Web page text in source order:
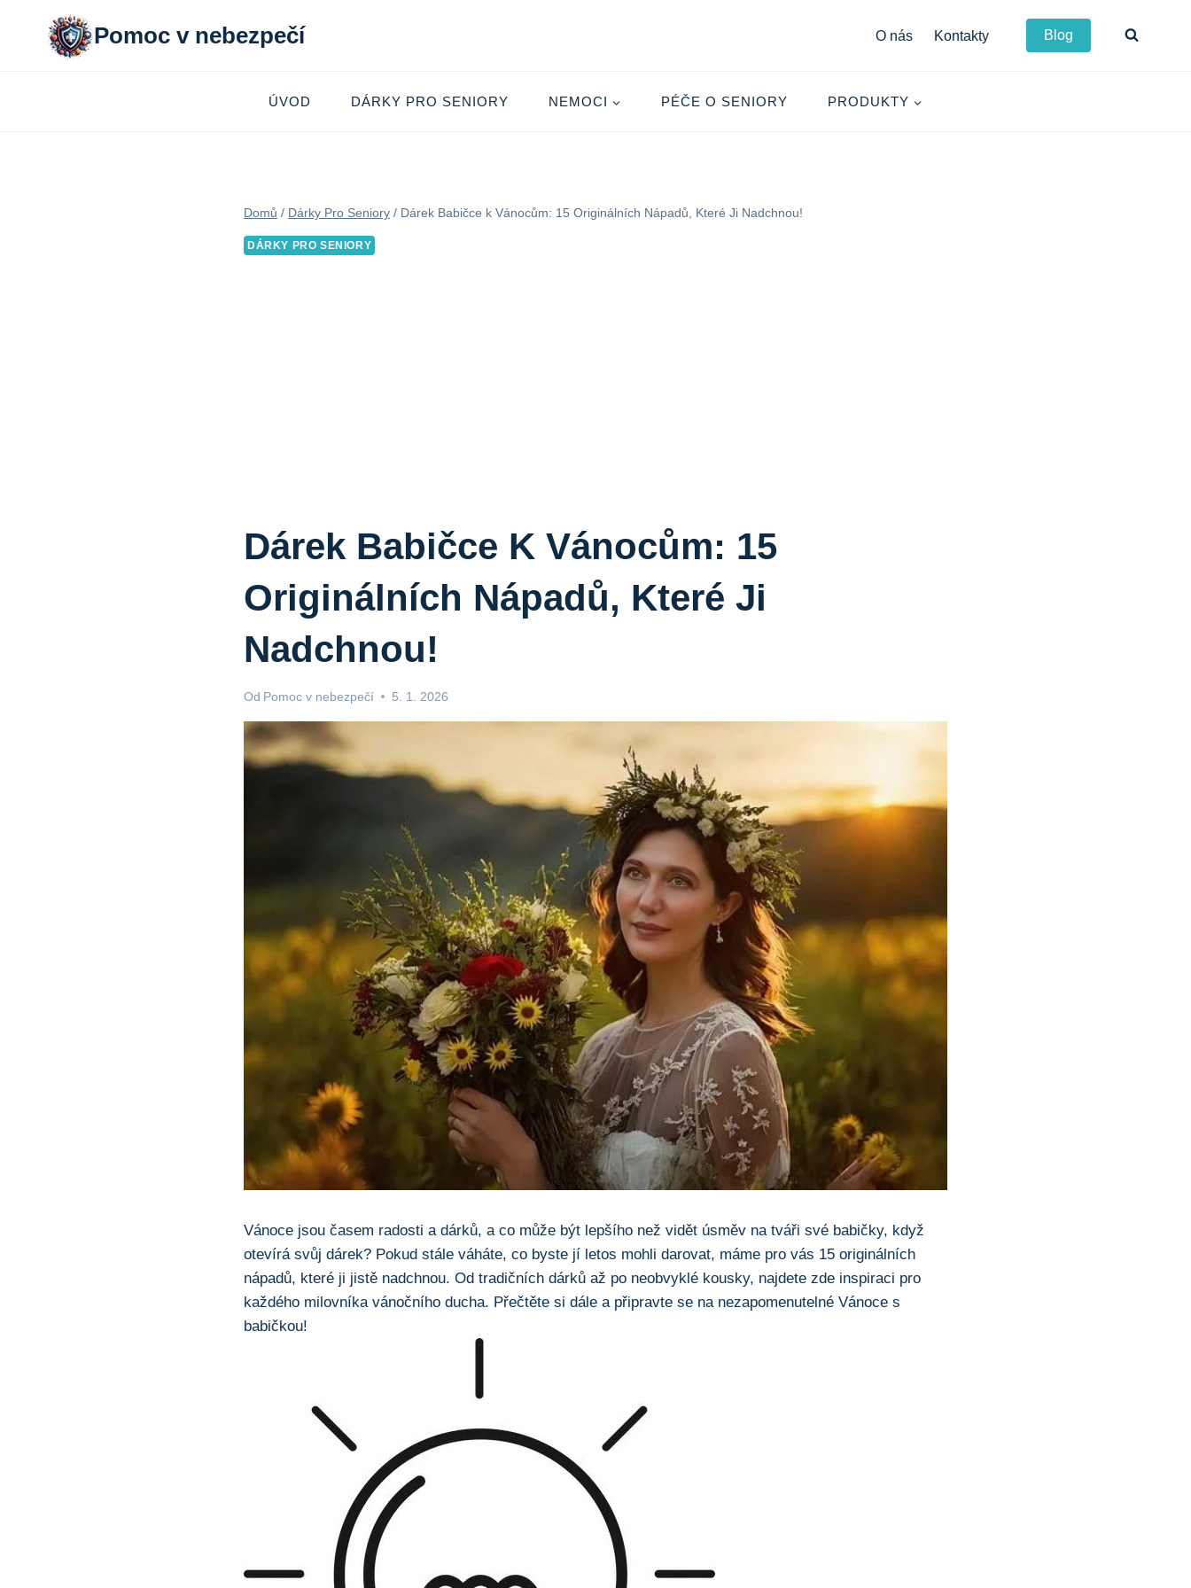
Pomoc v nebezpečí O nás Kontakty Blog
ÚVOD DÁRKY PRO SENIORY NEMOCI PÉČE O SENIORY PRODUKTY
Domů / Dárky Pro Seniory / Dárek Babičce k Vánocům: 15 Originálních Nápadů, Které Ji Nadchnou!
DÁRKY PRO SENIORY
Dárek Babičce K Vánocům: 15
Originálních Nápadů, Které Ji
Nadchnou!
Od Pomoc v nebezpečí 5. 1. 2026
Vánoce⁣ jsou časem radosti a dárků,‍ a co ⁢může být⁣ lepšího než vidět‌ úsměv ⁣na ⁤tváři‌ své‌ babičky, když
otevírá svůj dárek? Pokud ‌stále⁣ váháte, co byste jí ‍letos mohli darovat, máme⁤ pro ​vás 15 ⁢originálních
nápadů, ​které ji jistě ⁣nadchnou. Od tradičních dárků až po neobvyklé kousky, najdete ⁢zde inspiraci pro
každého milovníka vánočního ducha.‌ Přečtěte si dále ⁢a připravte‍ se na⁤ nezapomenutelné Vánoce s⁣
babičkou!